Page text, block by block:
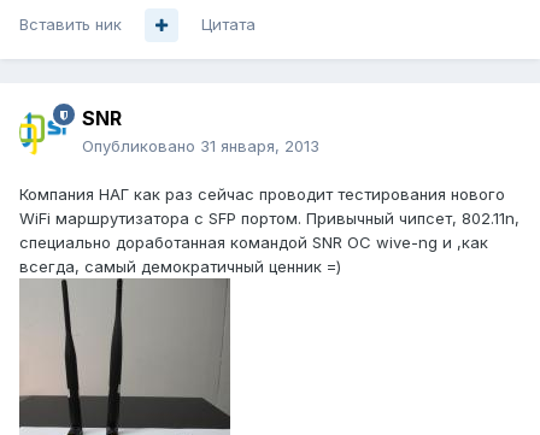
Вставить ник Цитата
SNR
Опубликовано 31 января, 2013
Компания НАГ как раз сейчас проводит тестирования нового
WiFi маршрутизатора с SFP портом. Привычный чипсет, 802.11n,
специально доработанная командой SNR ОС wive-ng и ,как
всегда, самый демократичный ценник =)